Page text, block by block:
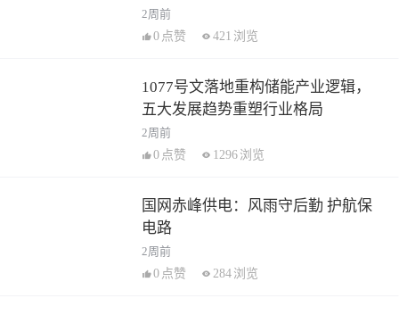
点发力
2周前
0 点赞 421 浏览
1077号文落地重构储能产业逻辑，
五大发展趋势重塑行业格局
2周前
0 点赞 1296 浏览
国网赤峰供电：风雨守后勤 护航保
电路
2周前
0 点赞 284 浏览